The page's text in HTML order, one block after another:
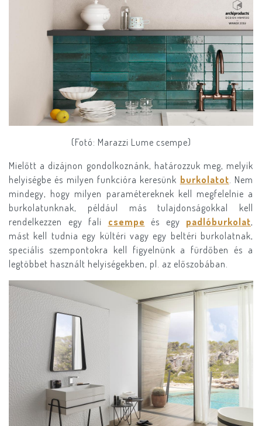
(Fotó: Marazzi Lume csempe)
Mielőtt a dizájnon gondolkoznánk, határozzuk meg, melyik
helyiségbe és milyen funkcióra keresünk burkolatot . Nem
mindegy, hogy milyen paramétereknek kell megfelelnie a
burkolatunknak, például más tulajdonságokkal kell
rendelkezzen egy fali csempe és egy padlóburkolat,
mást kell tudnia egy kültéri vagy egy beltéri burkolatnak,
speciális szempontokra kell figyelnünk a fürdőben és a
legtöbbet használt helyiségekben, pl. az előszobában.